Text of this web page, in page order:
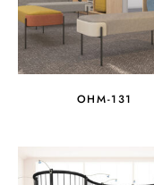
OHM-131